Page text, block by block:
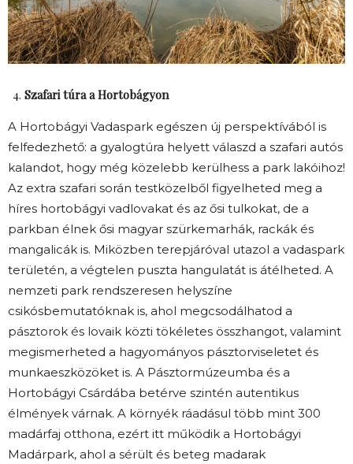
Szafari túra a Hortobágyon
A Hortobágyi Vadaspark egészen új perspektívából is
felfedezhető: a gyalogtúra helyett válaszd a szafari autós
kalandot, hogy még közelebb kerülhess a park lakóihoz!
Az extra szafari során testközelből figyelheted meg a
híres hortobágyi vadlovakat és az ősi tulkokat, de a
parkban élnek ősi magyar szürkemarhák, rackák és
mangalicák is. Miközben terepjáróval utazol a vadaspark
területén, a végtelen puszta hangulatát is átélheted. A
nemzeti park rendszeresen helyszíne
csikósbemutatóknak is, ahol megcsodálhatod a
pásztorok és lovaik közti tökéletes összhangot, valamint
megismerheted a hagyományos pásztorviseletet és
munkaeszközöket is. A Pásztormúzeumba és a
Hortobágyi Csárdába betérve szintén autentikus
élmények várnak. A környék ráadásul több mint 300
madárfaj otthona, ezért itt működik a Hortobágyi
Madárpark, ahol a sérült és beteg madarak